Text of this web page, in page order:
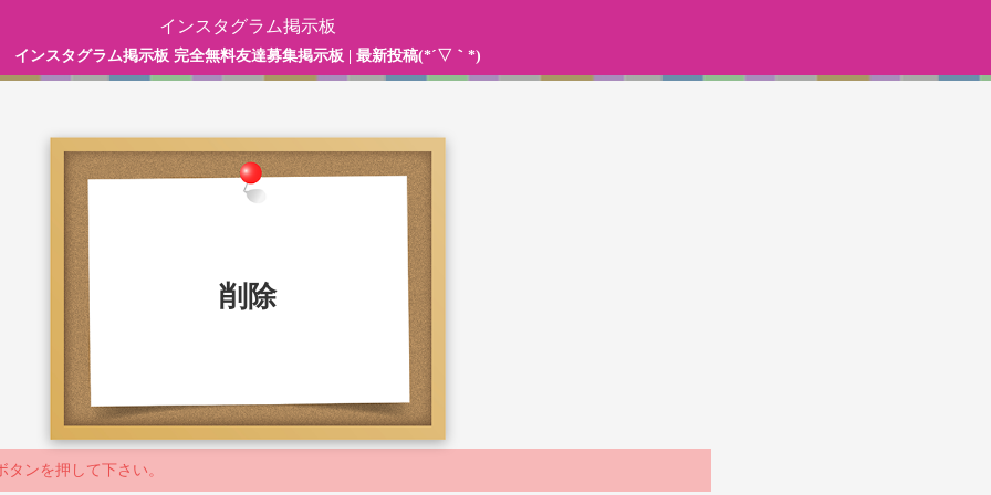
インスタグラム掲示板
インスタグラム掲示板 完全無料友達募集掲示板 | 最新投稿(*´▽｀*)
削除
ンを押して下さい。